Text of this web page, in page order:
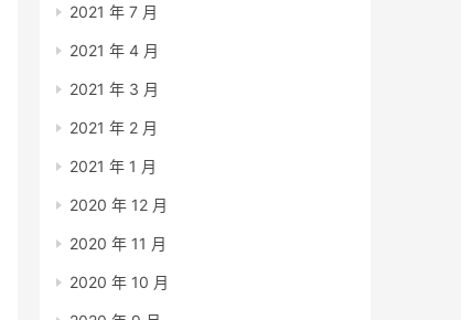
2021 年 7 月
2021 年 4 月
2021 年 3 月
2021 年 2 月
2021 年 1 月
2020 年 12 月
2020 年 11 月
2020 年 10 月